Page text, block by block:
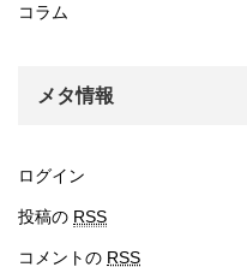
コラム
メタ情報
ログイン
投稿の RSS
コメントの RSS